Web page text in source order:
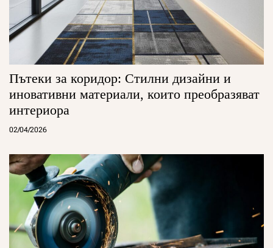
Пътеки за коридор: Стилни дизайни и
иновативни материали, които преобразяват
интериора
02/04/2026